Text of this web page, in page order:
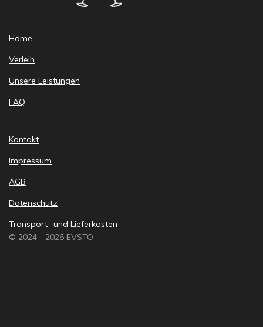
Home
Verleih
Unsere Leistungen
FAQ
Kontakt
Impressum
AGB
Datenschutz
Transport- und Lieferkosten
© 2024 - 2026 EVSTO